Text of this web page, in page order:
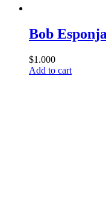
Bob
$1.000
Add to cart